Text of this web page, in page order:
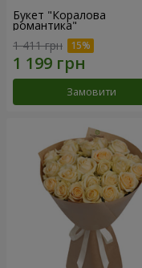
Букет "Коралова
романтика"
1 411 грн
Замовити